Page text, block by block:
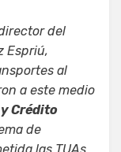
del
Espriú,
al
a este medio
Crédito
de